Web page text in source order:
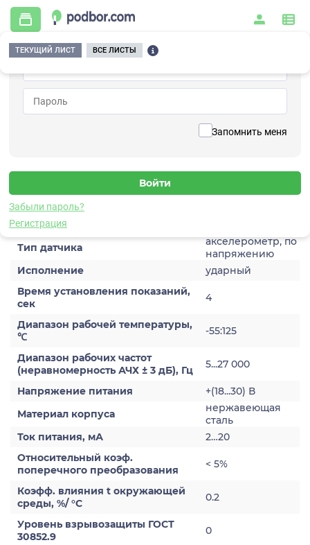
Запомнить меня
Забыли пароль?
Регистрация
ТЕКУЩИЙ ЛИСТ ВСЕ ЛИСТЫ
Главная / Контрольно-измерительные приборы и автоматика / Датчики /
Виброускорения / 1V301HA-3
Датчик виброускорения
Характеристики
Тип датчика
акселерометр, по
напряжению
Исполнение
ударный
Время установления показаний,
сек
4
Диапазон рабочей температуры,
℃
-55:125
Диапазон рабочих частот
(неравномерность АЧХ ± 3 дБ), Гц
5...27 000
Напряжение питания
+(18...30) В
Материал корпуса
нержавеющая
сталь
Ток питания, мА
2…20
Относительный коэф.
поперечного преобразования
< 5%
Коэфф. влияния t окружающей
среды, %/ °С
0.2
Уровень взрывозащиты ГОСТ
30852.9
0